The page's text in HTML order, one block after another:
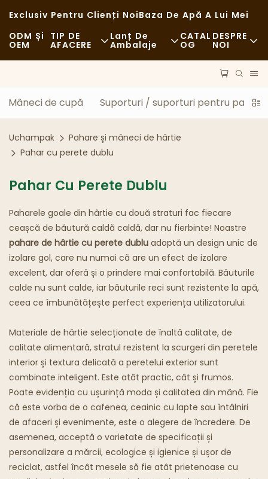
Exclusiv Pentru Clienți NoiBaza De Apă A Lui Mei
ODM Și
OEM
TIP DE
AFACERE
Casual
Cafenele Și Cafenele
Bufet
Camioane Cu Mâncare
Brutărie
Lingură Unsuroasă
Restaurante Fantomă
Lanț De
Ambalaje
Transport
Tehnologie
CATAL
OG
DESPRE
NOI
Sustenabilitate
Mâneci de cupă Suporturi / suporturi pentru pahare
Uchampak
Pahare și mâneci de hârtie
Pahar cu perete dublu
Pahar Cu Perete Dublu
Paharele goale din hârtie cu două straturi fac fiecare
ceașcă de băutură caldă caldă, dar nu fierbinte! Noastre
pahare de hârtie cu perete dublu adoptă un design unic de
izolare gol, care nu numai că are un efect de izolare
excelent, dar oferă și o prindere mai confortabilă. Băuturile
calde nu sunt calde, iar băuturile reci sunt rezistente la apă,
ceea ce îmbunătățește perfect experiența utilizatorului.
Materiale de hârtie selecționate de înaltă calitate, de
calitate alimentară, stratul rezistent la scurgeri din peretele
interior și textura delicată a peretelui exterior sunt
combinate inteligent. Este atât practic, cât și frumos.
Poate evidenția cu ușurință moda și calitatea din mână. Fie
că este vorba de o cafenea, ceainic cu lapte sau întâlniri
de afaceri și evenimente, este o alegere de încredere. De
asemenea, acceptă o varietate de specificații și
personalizare a mărcii, ecologice și igienice și ușor de
reciclat, astfel încât mesele să fie atât prietenoase cu